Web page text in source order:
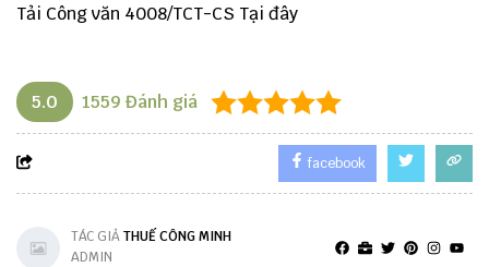
Tải Công văn 4008/TCT-CS Tại đây
5.0 1559 Đánh giá
facebook
TÁC GIẢTHUẾ CÔNG MINH
ADMIN